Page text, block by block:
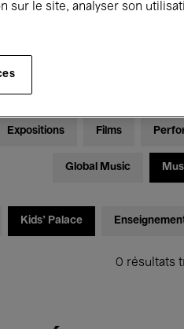
Expositions Films
Global Music
Kids’ Palace
0 résultats
sur le site, analyser son